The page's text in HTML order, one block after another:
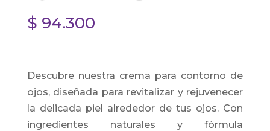
$ 94.300
Descubre nuestra crema para contorno de
ojos, diseñada para revitalizar y rejuvenecer
la delicada piel alrededor de tus ojos. Con
ingredientes naturales y fórmula